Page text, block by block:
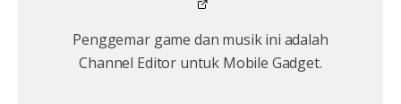
Penggemar game dan musik ini adalah
Channel Editor untuk Mobile Gadget.